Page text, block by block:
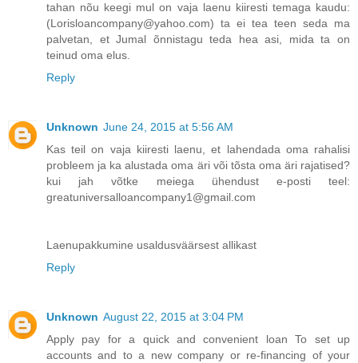
tahan nõu keegi mul on vaja laenu kiiresti temaga kaudu:
(Lorisloancompany@yahoo.com) ta ei tea teen seda ma
palvetan, et Jumal õnnistagu teda hea asi, mida ta on
teinud oma elus.
Reply
Unknown June 24, 2015 at 5:56 AM
Kas teil on vaja kiiresti laenu, et lahendada oma rahalisi
probleem ja ka alustada oma äri või tõsta oma äri rajatised?
kui jah võtke meiega ühendust e-posti teel:
greatuniversalloancompany1@gmail.com
Laenupakkumine usaldusväärsest allikast
Reply
Unknown August 22, 2015 at 3:04 PM
Apply pay for a quick and convenient loan To set up
accounts and to a new company or re-financing of your